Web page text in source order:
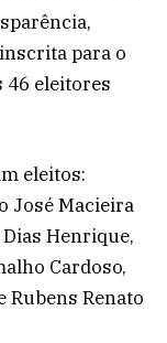
para o
46 eleitores
eleitos:
José Macieira
Henrique,
Cardoso,
Rubens Renato